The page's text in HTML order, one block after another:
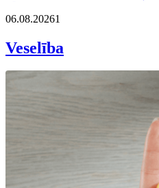
06.08.20261
Veselība